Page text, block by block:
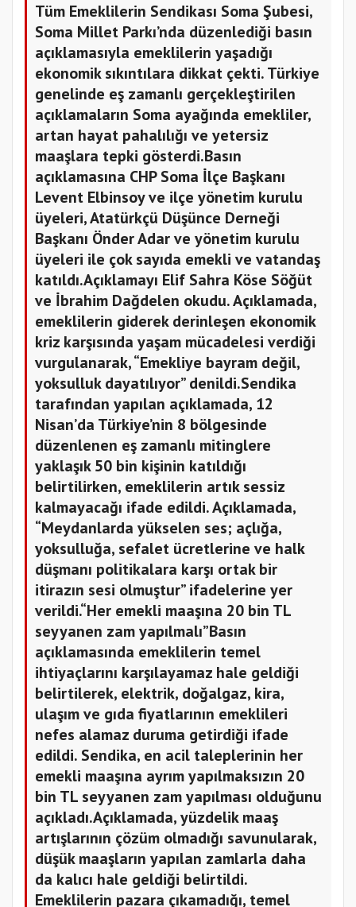
Tüm Emeklilerin Sendikası Soma Şubesi,
Soma Millet Parkı’nda düzenlediği basın
açıklamasıyla emeklilerin yaşadığı
ekonomik sıkıntılara dikkat çekti. Türkiye
genelinde eş zamanlı gerçekleştirilen
açıklamaların Soma ayağında emekliler,
artan hayat pahalılığı ve yetersiz
maaşlara tepki gösterdi.Basın
açıklamasına CHP Soma İlçe Başkanı
Levent Elbinsoy ve ilçe yönetim kurulu
üyeleri, Atatürkçü Düşünce Derneği
Başkanı Önder Adar ve yönetim kurulu
üyeleri ile çok sayıda emekli ve vatandaş
katıldı.Açıklamayı Elif Sahra Köse Söğüt
ve İbrahim Dağdelen okudu. Açıklamada,
emeklilerin giderek derinleşen ekonomik
kriz karşısında yaşam mücadelesi verdiği
vurgulanarak, “Emekliye bayram değil,
yoksulluk dayatılıyor” denildi.Sendika
tarafından yapılan açıklamada, 12
Nisan’da Türkiye’nin 8 bölgesinde
düzenlenen eş zamanlı mitinglere
yaklaşık 50 bin kişinin katıldığı
belirtilirken, emeklilerin artık sessiz
kalmayacağı ifade edildi. Açıklamada,
“Meydanlarda yükselen ses; açlığa,
yoksulluğa, sefalet ücretlerine ve halk
düşmanı politikalara karşı ortak bir
itirazın sesi olmuştur” ifadelerine yer
verildi.“Her emekli maaşına 20 bin TL
seyyanen zam yapılmalı”Basın
açıklamasında emeklilerin temel
ihtiyaçlarını karşılayamaz hale geldiği
belirtilerek, elektrik, doğalgaz, kira,
ulaşım ve gıda fiyatlarının emeklileri
nefes alamaz duruma getirdiği ifade
edildi. Sendika, en acil taleplerinin her
emekli maaşına ayrım yapılmaksızın 20
bin TL seyyanen zam yapılması olduğunu
açıkladı.Açıklamada, yüzdelik maaş
artışlarının çözüm olmadığı savunularak,
düşük maaşların yapılan zamlarla daha
da kalıcı hale geldiği belirtildi.
Emeklilerin pazara çıkamadığı, temel